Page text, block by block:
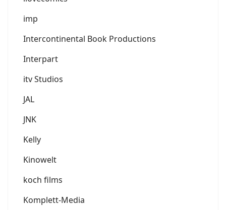
imp
Intercontinental Book Productions
Interpart
itv Studios
JAL
JNK
Kelly
Kinowelt
koch films
Komplett-Media